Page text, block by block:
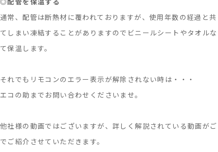
◎配管を保温する
通常、配管は断熱材に覆われておりますが、使用年数の経過と
てしまい凍結することがありますのでビニールシートやタオル
て保温します。
それでもリモコンのエラー表示が解除されない時は・・・
エコの助までお問い合わせくださいませ。
他社様の動画ではございますが、詳しく解説されている動画が
でご紹介させていただきます。